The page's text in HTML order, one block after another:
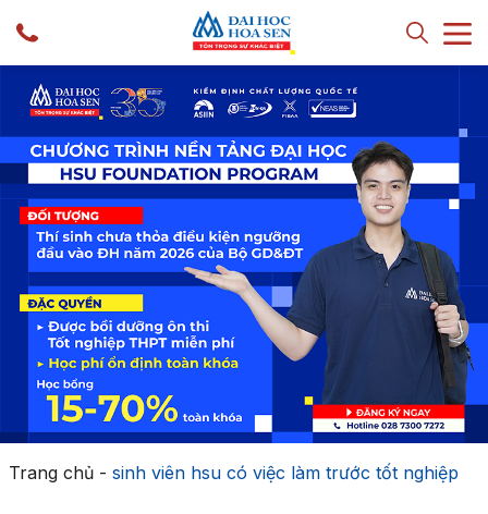
Trang chủ- sinh viên hsu có việc làm trước tốt nghiệp